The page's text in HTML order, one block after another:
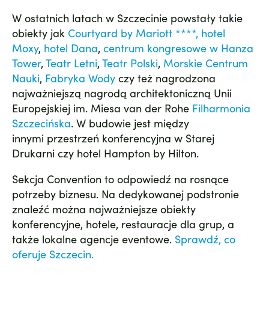
W ostatnich latach w Szczecinie powstały takie
obiekty jak Courtyard by Mariott ****, hotel
Moxy, hotel Dana, centrum kongresowe w Hanza
Tower, Teatr Letni, Teatr Polski, Morskie Centrum
Nauki, Fabryka Wody czy też nagrodzona
najważniejszą nagrodą architektoniczną Unii
Europejskiej im. Miesa van der Rohe Filharmonia
Szczecińska. W budowie jest między
innymi przestrzeń konferencyjna w Starej
Drukarni czy hotel Hampton by Hilton.
Sekcja Convention to odpowiedź na rosnące
potrzeby biznesu. Na dedykowanej podstronie
znaleźć można najważniejsze obiekty
konferencyjne, hotele, restauracje dla grup, a
także lokalne agencje eventowe. Sprawdź, co
oferuje Szczecin.